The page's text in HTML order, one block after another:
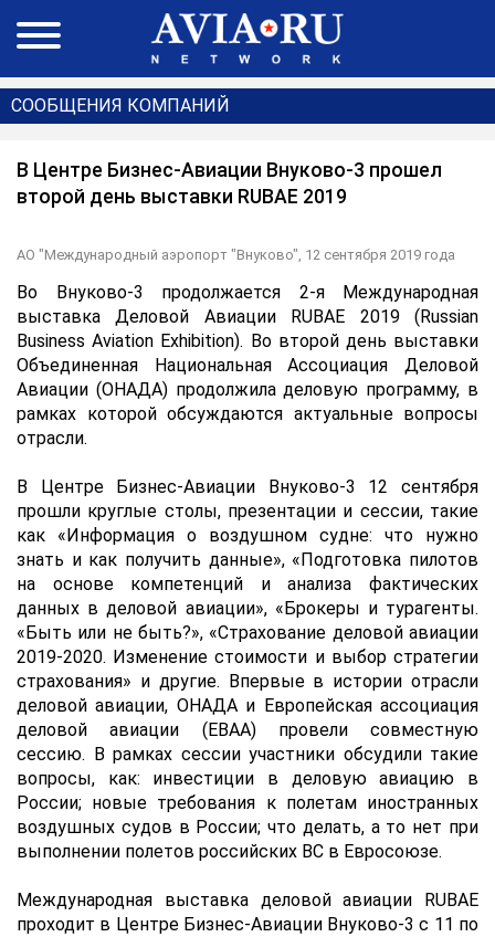
СООБЩЕНИЯ КОМПАНИЙ
В Центре Бизнес-Авиации Внуково-3 прошел
второй день выставки RUBAE 2019
АО "Международный аэропорт "Внуково", 12 сентября 2019 года
Во Внуково-3 продолжается 2-я Международная
выставка Деловой Авиации RUBAE 2019 (Russian
Business Aviation Exhibition). Во второй день выставки
Объединенная Национальная Ассоциация Деловой
Авиации (ОНАДА) продолжила деловую программу, в
рамках которой обсуждаются актуальные вопросы
отрасли.
В Центре Бизнес-Авиации Внуково-3 12 сентября
прошли круглые столы, презентации и сессии, такие
как «Информация о воздушном судне: что нужно
знать и как получить данные», «Подготовка пилотов
на основе компетенций и анализа фактических
данных в деловой авиации», «Брокеры и турагенты.
«Быть или не быть?», «Страхование деловой авиации
2019-2020. Изменение стоимости и выбор стратегии
страхования» и другие. Впервые в истории отрасли
деловой авиации, ОНАДА и Европейская ассоциация
деловой авиации (ЕВАА) провели совместную
сессию. В рамках сессии участники обсудили такие
вопросы, как: инвестиции в деловую авиацию в
России; новые требования к полетам иностранных
воздушных судов в России; что делать, а то нет при
выполнении полетов российских ВС в Евросоюзе.
Международная выставка деловой авиации RUBAE
проходит в Центре Бизнес-Авиации Внуково-3 с 11 по